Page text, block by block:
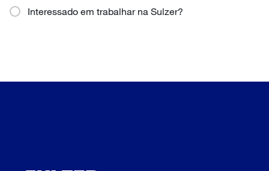
Interessado em trabalhar na Sulzer?